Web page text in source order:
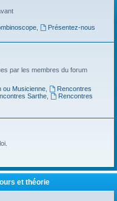
,
Présentez-nous
par les membres du forum
ou Musicienne,
Rencontres
Sarthe,
Rencontres
et théorie